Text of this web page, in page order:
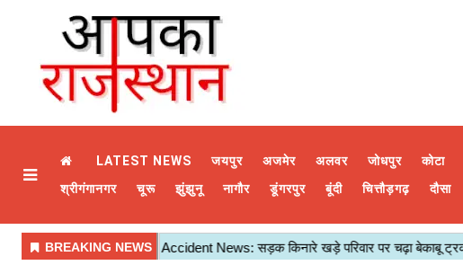
LATEST NEWS जयपुर अजमेर अलवर जोधपुर कोटा
श्रीगंगानगर
चूरू झुंझुनू नागौर डूंगरपुर बूंदी चित्तौड़गढ़ दौसा